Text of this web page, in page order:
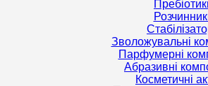
Зволожувальні
Парфумерні
Абразивні
Косметичні